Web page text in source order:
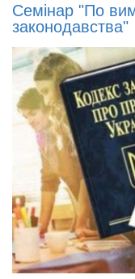
Семінар "По
законодавства"